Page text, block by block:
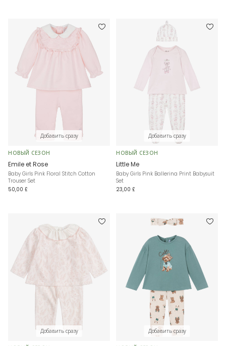
Добавить сразу
НОВЫЙ СЕЗОН
Emile et Rose
Baby Girls Pink Floral Stitch Cotton
Trouser Set
50,00 £
Добавить сразу
НОВЫЙ СЕЗОН
Little Me
Baby Girls Pink Ballerina Print Babysuit
Set
23,00 £
Добавить сразу Добавить сразу